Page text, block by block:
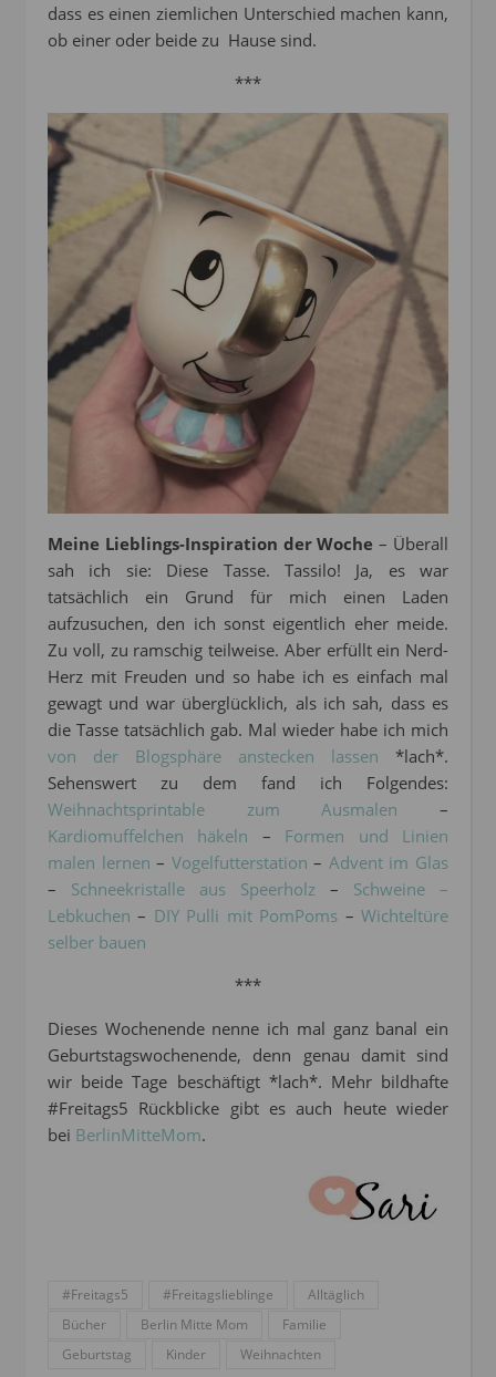
dass es einen ziemlichen Unterschied machen kann,
ob einer oder beide zu Hause sind.
***
Meine Lieblings-Inspiration der Woche – Überall
sah ich sie: Diese Tasse. Tassilo! Ja, es war
tatsächlich ein Grund für mich einen Laden
aufzusuchen, den ich sonst eigentlich eher meide.
Zu voll, zu ramschig teilweise. Aber erfüllt ein Nerd-
Herz mit Freuden und so habe ich es einfach mal
gewagt und war überglücklich, als ich sah, dass es
die Tasse tatsächlich gab. Mal wieder habe ich mich
von der Blogsphäre anstecken lassen *lach*.
Sehenswert zu dem fand ich Folgendes:
Weihnachtsprintable zum Ausmalen –
Kardiomuffelchen häkeln – Formen und Linien
malen lernen – Vogelfutterstation – Advent im Glas
– Schneekristalle aus Speerholz – Schweine –
Lebkuchen – DIY Pulli mit PomPoms –Wichteltüre
selber bauen
***
Dieses Wochenende nenne ich mal ganz banal ein
Geburtstagswochenende, denn genau damit sind
wir beide Tage beschäftigt *lach*. Mehr bildhafte
#Freitags5 Rückblicke gibt es auch heute wieder
bei BerlinMitteMom.
#Freitags5 #Freitagslieblinge
Alltäglich
Bücher
Berlin Mitte Mom
Familie
Geburtstag
Kinder Weihnachten